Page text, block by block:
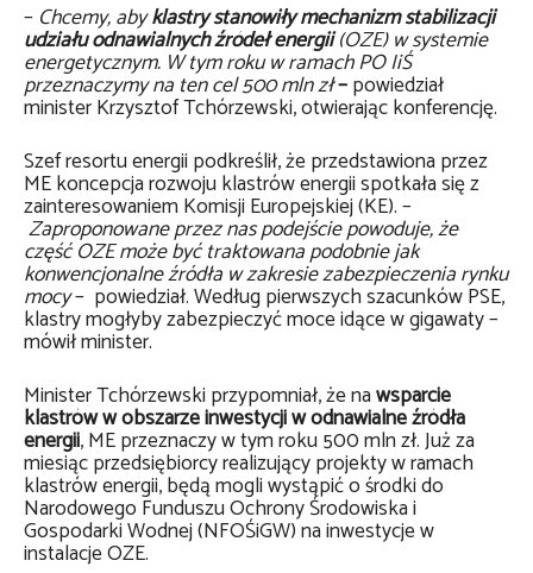
– Chcemy, abyklastry stanowiły mechanizm stabilizacji
udziału odnawialnych źródeł energii(OZE) w systemie
energetycznym. W tym roku w ramach PO IiŚ
przeznaczymy na ten cel 500 mln zł–powiedział
minister Krzysztof Tchórzewski, otwierając konferencję.
Szef resortu energii podkreślił, że przedstawiona przez
ME koncepcja rozwoju klastrów energii spotkała się z
zainteresowaniem Komisji Europejskiej (KE). –
Zaproponowane przez nas podejście powoduje, że
część OZE może być traktowana podobnie jak
konwencjonalne źródła w zakresie zabezpieczenia rynku
mocy– powiedział. Według pierwszych szacunków PSE,
klastry mogłyby zabezpieczyć moce idące w gigawaty –
mówił minister.
Minister Tchórzewski przypomniał, że nawsparcie
klastrów w obszarze inwestycji w odnawialne źródła
energii, ME przeznaczy w tym roku 500 mln zł. Już za
miesiąc przedsiębiorcy realizujący projekty w ramach
klastrów energii, będą mogli wystąpić o środki do
Narodowego Funduszu Ochrony Środowiska i
Gospodarki Wodnej (NFOŚiGW) na inwestycje w
instalacje OZE.